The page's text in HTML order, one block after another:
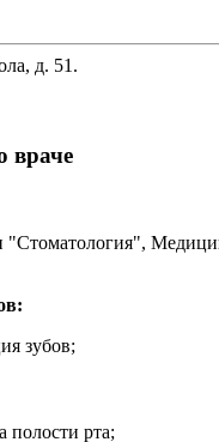
д. 51.
враче
зубов;
полости рта;